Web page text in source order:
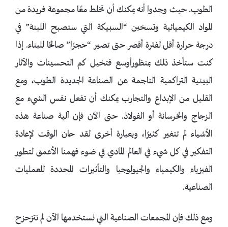
الطوب. حيث وجدوا أنه يمكنك أن تخلط معًا مجموعة فريدة من
المواد الكيميائية وتسخين “السبيكة التي ستصبح اللبنة” في
درجة حرارة أقل لفترة أقصر حتى تصير “حجرًا” صالحًا للبناء. إذا
كنت ستأخذ ذلك بمنظورأوسع فتخيل كم التحسينات والآثار
البيئية التراكمية الناجمة عن الصناعة الجديدة الطوب، ومع
القليل من الإبداع والتجارب يمكنك أن تفعل نفس الشيء مع
الزجاج والخرسانة أو الفولاذ. حتى الآن فإن آلية صناعة هذه
الأشياء لم تتغير كثيرًا، وبعبارة أخرى لقد حان الوقت لإعادة
التفكير في كل شيء في العالم المادي في ضوء فهمنا الأعمق لتطور
الفيزياء والكيمياء والجيولوجيا والتأثيرات المحددة للعمليات
الصناعية.
ومع ذلك فإن المجمعات الصناعية التي نستخدمها الآن لم تتزحزح